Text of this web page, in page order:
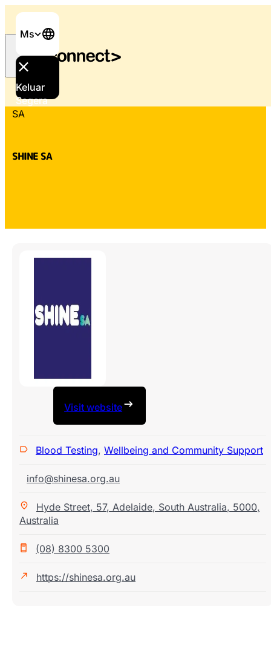
Ms
Keluar
Segera
Laman Utama
SA
SHINE SA
Visit website
Blood Testing, Wellbeing and Community Support
info@shinesa.org.au
Hyde Street, 57, Adelaide, South Australia, 5000,
Australia
(08) 8300 5300
https://shinesa.org.au